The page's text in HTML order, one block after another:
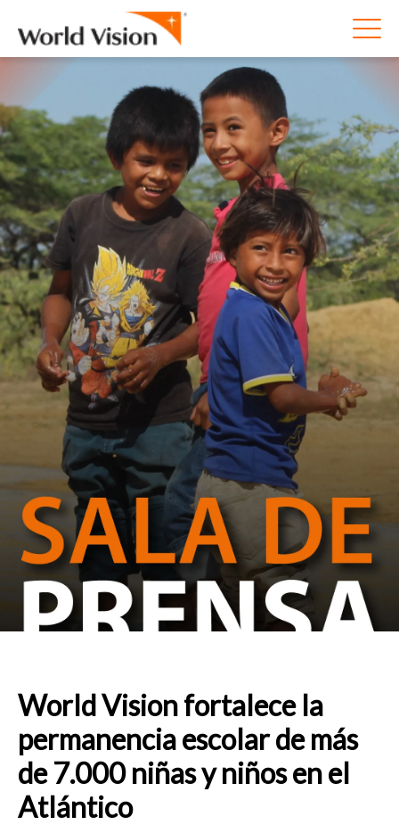
World Vision fortalece la
permanencia escolar de más
de 7.000 niñas y niños en el
Atlántico